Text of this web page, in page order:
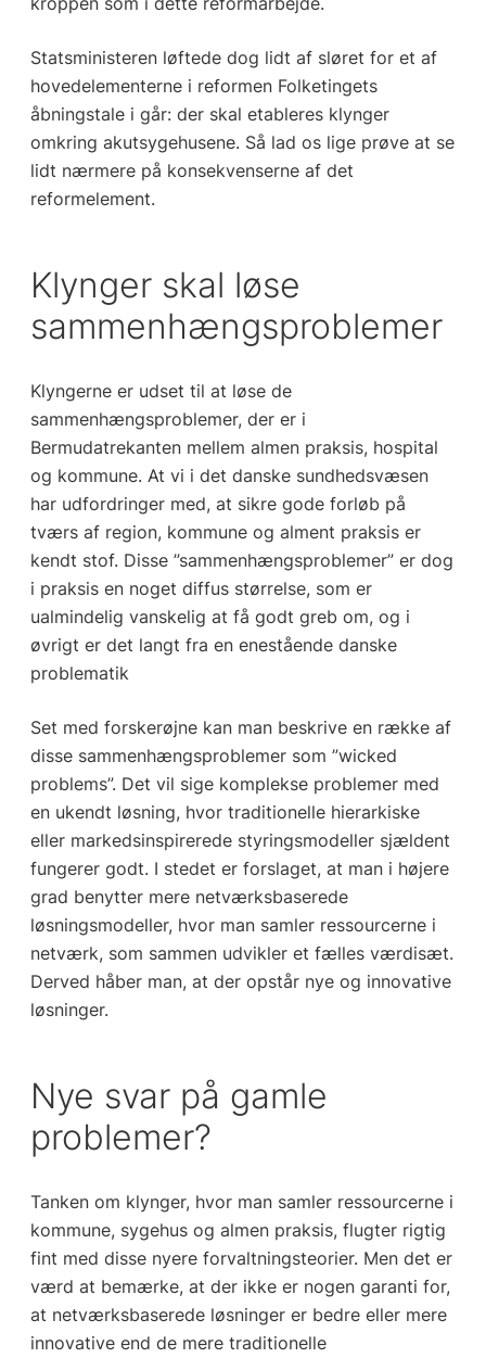
Statsministeren løftede dog lidt af sløret for et af
hovedelementerne i reformen Folketingets
åbningstale i går: der skal etableres klynger
omkring akutsygehusene. Så lad os lige prøve at se
lidt nærmere på konsekvenserne af det
reformelement.
Klynger skal løse
sammenhængsproblemer
Klyngerne er udset til at løse de
sammenhængsproblemer, der er i
Bermudatrekanten mellem almen praksis, hospital
og kommune. At vi i det danske sundhedsvæsen
har udfordringer med, at sikre gode forløb på
tværs af region, kommune og alment praksis er
kendt stof. Disse ”sammenhængsproblemer” er dog
i praksis en noget diffus størrelse, som er
ualmindelig vanskelig at få godt greb om, og i
øvrigt er det langt fra en enestående danske
problematik
Set med forskerøjne kan man beskrive en række af
disse sammenhængsproblemer som ”wicked
problems”. Det vil sige komplekse problemer med
en ukendt løsning, hvor traditionelle hierarkiske
eller markedsinspirerede styringsmodeller sjældent
fungerer godt. I stedet er forslaget, at man i højere
grad benytter mere netværksbaserede
løsningsmodeller, hvor man samler ressourcerne i
netværk, som sammen udvikler et fælles værdisæt.
Derved håber man, at der opstår nye og innovative
løsninger.
Nye svar på gamle
problemer?
Tanken om klynger, hvor man samler ressourcerne i
kommune, sygehus og almen praksis, flugter rigtig
fint med disse nyere forvaltningsteorier. Men det er
værd at bemærke, at der ikke er nogen garanti for,
at netværksbaserede løsninger er bedre eller mere
innovative end de mere traditionelle